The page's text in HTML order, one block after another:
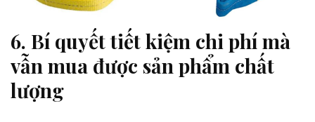
6. Bí quyết tiết kiệm chi phí mà
vẫn mua được sản phẩm chất
lượng